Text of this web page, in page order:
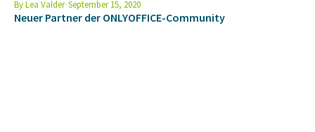
ByLea Valder September 15, 2020
Neuer Partner der ONLYOFFICE-Community